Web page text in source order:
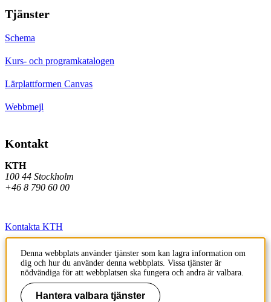
Tjänster
Schema
Kurs- och programkatalogen
Lärplattformen Canvas
Webbmejl
Kontakt
KTH
100 44 Stockholm
+46 8 790 60 00
Kontakta KTH
Jobba på KTH
Press och media
Faktura och betalning KTH
Denna webbplats använder tjänster som kan lagra information om
dig och hur du använder denna webbplats. Vissa tjänster är
nödvändiga för att webbplatsen ska fungera och andra är valbara.
Hantera valbara tjänster